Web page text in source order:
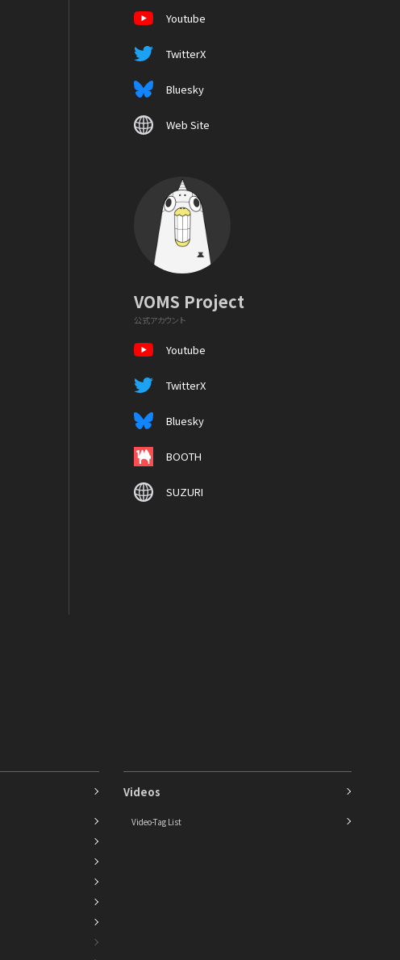
Youtube
TwitterX
Bluesky
Web Site
VOMS Project
公式アカウント
Youtube
TwitterX
Bluesky
BOOTH
SUZURI
Videos
Video-Tag List